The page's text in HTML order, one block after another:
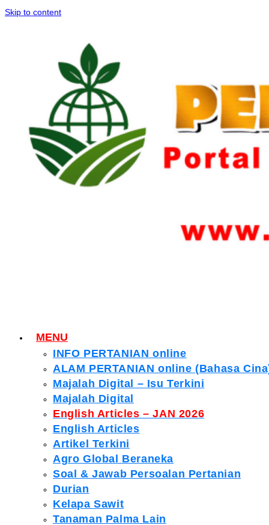
Skip to content
MENU
INFO PERTANIAN online
ALAM PERTANIAN online (Bahasa
Majalah Digital – Isu Terkini
Majalah Digital
English Articles – JAN 2026
English Articles
Artikel Terkini
Agro Global Beraneka
Soal & Jawab Persoalan Pertanian
Durian
Kelapa Sawit
Tanaman Palma Lain